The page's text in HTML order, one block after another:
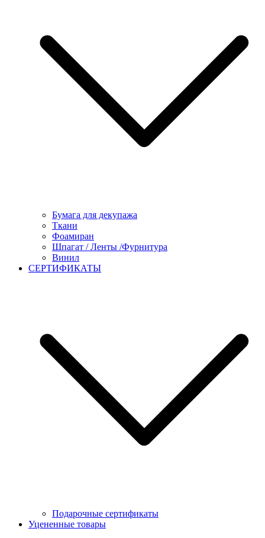
Бумага для декупажа
Ткани
Фоамиран
Шпагат / Ленты /Фурнитура
Винил
СЕРТИФИКАТЫ
Подарочные сертификаты
Уцененные товары